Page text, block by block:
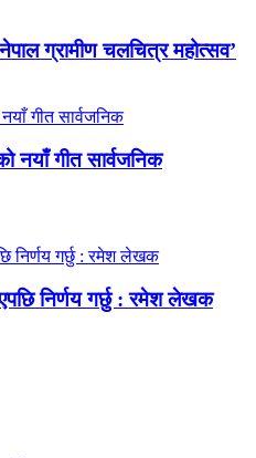
ग्रामीण चलचित्र महोत्सव’
नयाँ गीत सार्वजनिक
निर्णय गर्छु : रमेश लेखक